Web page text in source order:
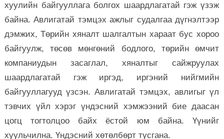
хуулийн байгууллага болгох шаардлагатай гэж үзэж
байна. Авлигатай тэмцэх ажлыг судалгаа дүгнэлтээр
дэмжих, Төрийн хяналт шалгалтын хараат бус хороо
байгуулж, төсөв мөнгөний бодлого, төрийн өмчит
компаниудын засаглал, хяналтыг сайжруулах
шаардлагатай гэж иргэд, иргэний нийгмийн
байгууллагууд үзсэн. Авлигатай тэмцэх, авлигыг үл
тэвчих үйл хэрэг үндэсний хэмжээний бие даасан
цогц тогтолцоо байх ёстой юм байна. Үүнийг
хуульчилна. Үндэсний хөтөлбөрт тусгана.